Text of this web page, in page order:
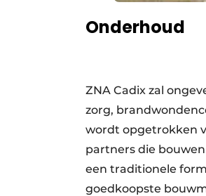
Onderhoud
ZNA Cadix zal
zorg,
wordt opgetrokken
partners die
een traditionele
goedkoopste